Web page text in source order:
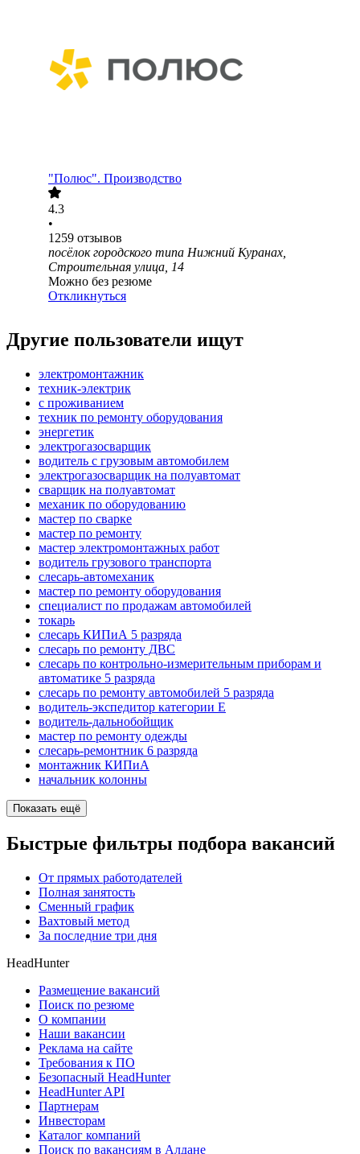
"Полюс". Производство
4.3
•
1259 отзывов
посёлок городского типа Нижний Куранах,
Строительная улица, 14
Можно без резюме
Откликнуться
Другие пользователи ищут
электромонтажник
техник-электрик
с проживанием
техник по ремонту оборудования
энергетик
электрогазосварщик
водитель с грузовым автомобилем
электрогазосварщик на полуавтомат
сварщик на полуавтомат
механик по оборудованию
мастер по сварке
мастер по ремонту
мастер электромонтажных работ
водитель грузового транспорта
слесарь-автомеханик
мастер по ремонту оборудования
специалист по продажам автомобилей
токарь
слесарь КИПиА 5 разряда
слесарь по ремонту ДВС
слесарь по контрольно-измерительным приборам и
автоматике 5 разряда
слесарь по ремонту автомобилей 5 разряда
водитель-экспедитор категории Е
водитель-дальнобойщик
мастер по ремонту одежды
слесарь-ремонтник 6 разряда
монтажник КИПиА
начальник колонны
Показать ещё
Быстрые фильтры подбора вакансий
От прямых работодателей
Полная занятость
Сменный график
Вахтовый метод
За последние три дня
HeadHunter
Размещение вакансий
Поиск по резюме
О компании
Наши вакансии
Реклама на сайте
Требования к ПО
Безопасный HeadHunter
HeadHunter API
Партнерам
Инвесторам
Каталог компаний
Поиск по вакансиям в Алдане